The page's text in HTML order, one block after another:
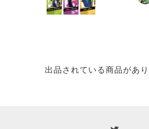
出品されている商品があり